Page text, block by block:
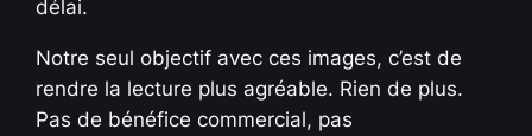
délai.
Notre seul objectif avec ces images, c’est de
rendre la lecture plus agréable. Rien de plus.
Pas de bénéfice commercial, pas